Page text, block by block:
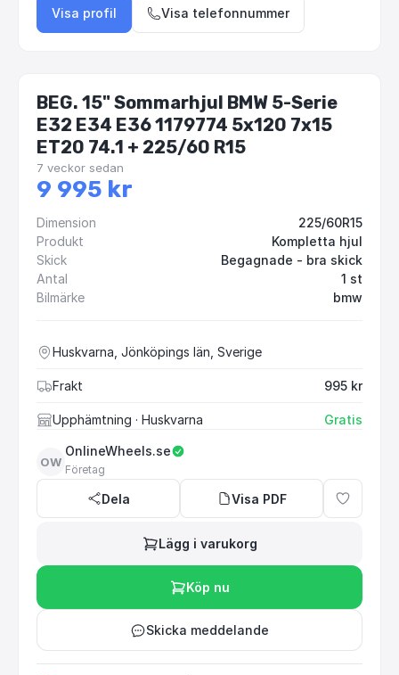
Visa profil Visa telefonnummer
BEG. 15" Sommarhjul BMW 5-Serie
E32 E34 E36 1179774 5x120 7x15
ET20 74.1 + 225/60 R15
7 veckor sedan
9 995 kr
Dimension
225/60R15
Produkt
Kompletta hjul
Skick
Begagnade - bra skick
Antal
1 st
Bilmärke
bmw
Huskvarna, Jönköpings län, Sverige
Frakt 995 kr
Upphämtning · Huskvarna Gratis
OW
OnlineWheels.se
Företag
Dela Visa PDF
Lägg i varukorg
Köp nu
Skicka meddelande